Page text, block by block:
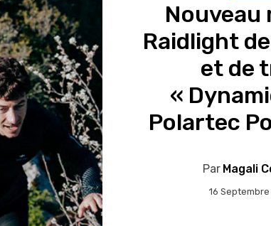
Nouveau
Raidlight
et de
«
Polartec
Par Magali
16